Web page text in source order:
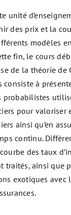
unité
des prix et la
modèles
fin, le cours
de la théorie de
consiste à
probabilistes
pour valoriser
ainsi qu’en
continu.
des taux
traités, ainsi que
exotiques avec